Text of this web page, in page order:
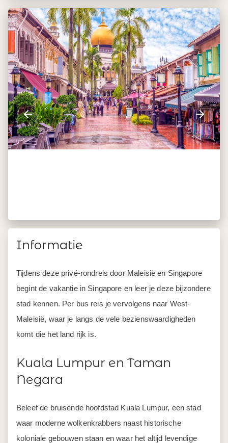
Informatie
Tijdens deze privé-rondreis door Maleisië en Singapore
begint de vakantie in Singapore en leer je deze bijzondere
stad kennen. Per bus reis je vervolgens naar West-
Maleisië, waar je langs de vele bezienswaardigheden
komt die het land rijk is.
Kuala Lumpur en Taman
Negara
Beleef de bruisende hoofdstad Kuala Lumpur, een stad
waar moderne wolkenkrabbers naast historische
koloniale gebouwen staan en waar het altijd levendige